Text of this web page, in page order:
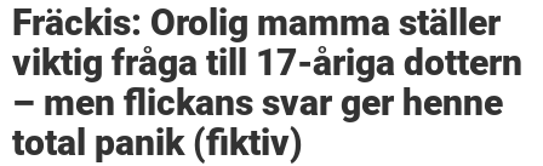
Fräckis: Orolig mamma ställer
viktig fråga till 17-åriga dottern
– men flickans svar ger henne
total panik (fiktiv)